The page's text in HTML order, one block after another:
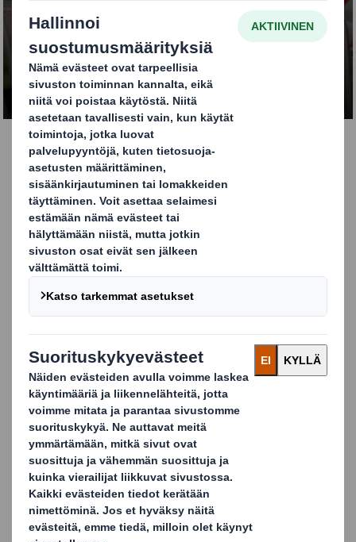
Myyntitelineet ja
myymälälavat
Lattialle sijoitettava myymäläteline tai lavalle
suunniteltu myyntiteline suunnitellaan parantamaan
tuotteesi näkyvyyttä ja tukemaan
markkinointikampanjaasi.
DS Smithin ratkaisut tuotteiden esillepanoon
Suunnitteluyksikkömme tekevät läheistä yhteistyötä
yrityksesi markkinointiosaston kanssa kehittääkseen
innovatiivisia myyntitelineitä ja myymälälavoja
taatakseen tuotteiden maksimaalisen näkyvyyden.
Voimme suunnitella niin yksittäisesti sijoitettavia
myyntitelineitä kuin massaesittelyyn soveltuvia
ratkaisuja.